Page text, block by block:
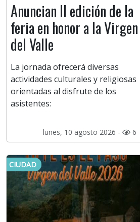
Anuncian II edición de la
feria en honor a la Virgen
del Valle
La jornada ofrecerá diversas
actividades culturales y religiosas
orientadas al disfrute de los
asistentes:
lunes, 10 agosto 2026 - 6
CIUDAD